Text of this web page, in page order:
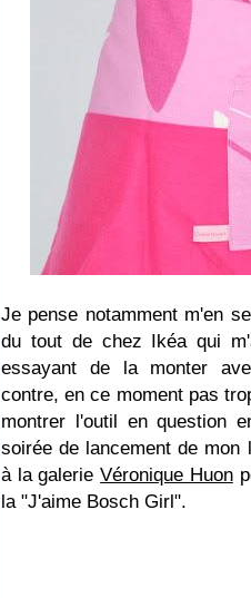
Je pense notamment m'en
du tout de chez Ikéa qui
essayant de la monter
contre, en ce moment pas
montrer l'outil en question
soirée de lancement de
à la galerieVéronique Huon
la "J'aime Bosch Girl".